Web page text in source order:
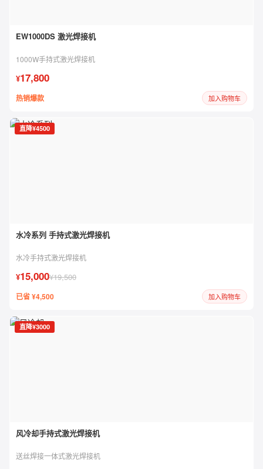
EW1000DS 激光焊接机
1000W手持式激光焊接机
¥17,800
热销爆款 加入购物车
直降¥4500
水冷系列 手持式激光焊接机
水冷手持式激光焊接机
¥15,000¥19,500
已省 ¥4,500 加入购物车
直降¥3000
风冷却手持式激光焊接机
送丝焊接一体式激光焊接机